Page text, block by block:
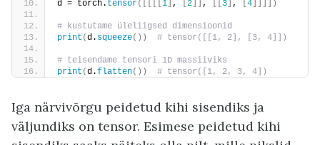
d = torch. tensor([[[[1] , [2]] , [[3] , [4]]]])
# kustutame üleliigsed dimensioonid
print (d. squeeze()) # tensor([[1, 2], [3, 4]])
# teisendame tensori 1D massiiviks
print (d.flatten()) # tensor([1, 2, 3, 4])
Iga närvivõrgu peidetud kihi sisendiks ja
väljundiks on tensor. Esimese peidetud kihi